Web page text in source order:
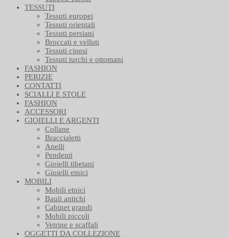
TESSUTI
Tessuti europei
Tessuti orientali
Tessuti persiani
Broccati e velluti
Tessuti cinesi
Tessuti turchi e ottomani
FASHION
PERIZIE
CONTATTI
SCIALLI E STOLE
FASHION
ACCESSORI
GIOIELLI E ARGENTI
Collane
Braccialetti
Anelli
Pendenti
Gioielli tibetani
Gioielli etnici
MOBILI
Mobili etnici
Bauli antichi
Cabinet grandi
Mobili piccoli
Vetrine e scaffali
OGGETTI DA COLLEZIONE